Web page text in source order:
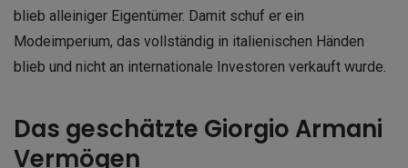
blieb alleiniger Eigentümer. Damit schuf er ein
Modeimperium, das vollständig in italienischen Händen
blieb und nicht an internationale Investoren verkauft wurde.
Das geschätzte Giorgio Armani
Vermögen